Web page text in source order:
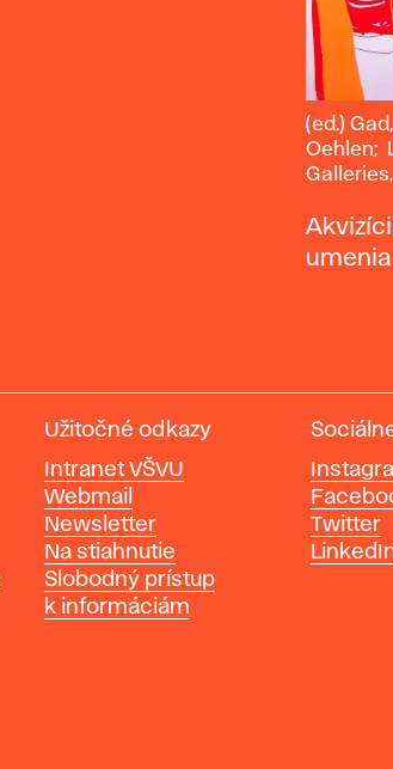
(ed.)
Gad,
Amira;
Albert
Books,
2019.
(ed.)
Oehlen;
Galleries,
umenia
Užitočné odkazy
Intranet VŠVU
Webmail
Newsletter
Na stiahnutie
Slobodný prístup
k informáciám
Twitter